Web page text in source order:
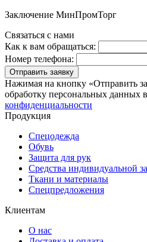
Заключение МинПромТорг
Связаться с нами
Как к вам обращаться:
Номер телефона:
Отправить заявку
Нажимая на кнопку «Отправить
обработку персональных данных
конфиденциальности
Продукция
Спецодежда
Обувь
Защита для рук
Средства индивидуальной
Ткани и материалы
Спецпредложения
Клиентам
О нас